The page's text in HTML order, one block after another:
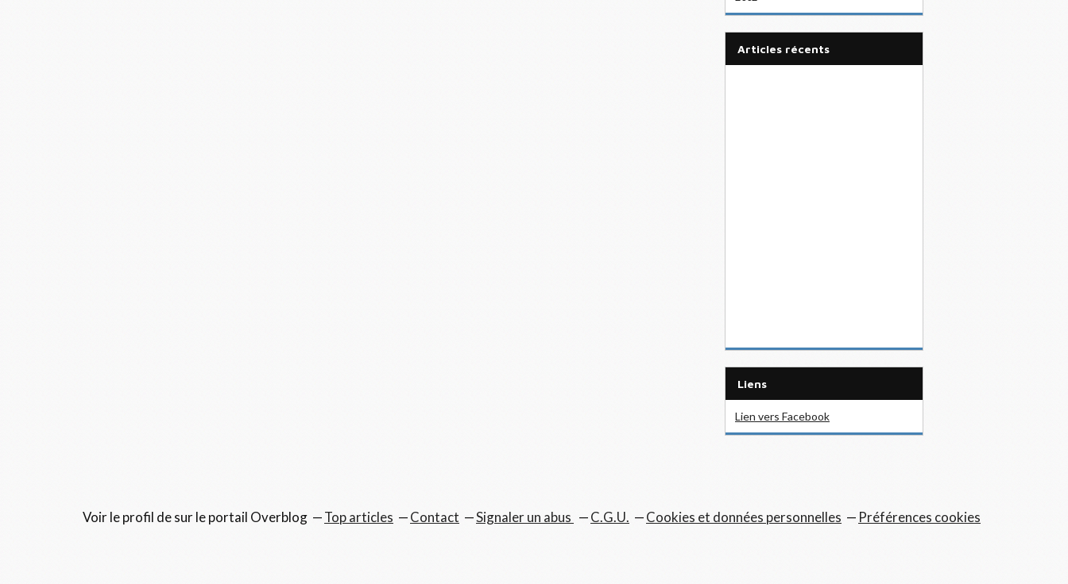
articles récents
Liens
Lien vers Facebook
Voir le profil desur le portail Overblog Top articles Contact Signaler un abus C.G.U. Cookies et données personnelles Préférences cookies